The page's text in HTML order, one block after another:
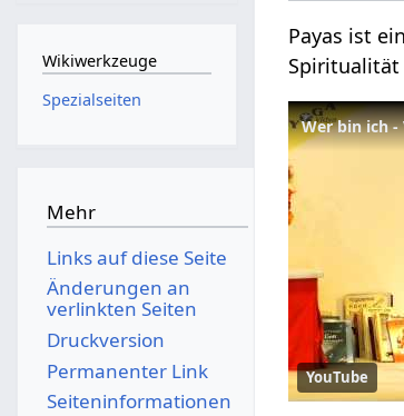
Payas ist
Spiritualität
Wer bin ich
YouTube
Wikiwerkzeuge
Spezialseiten
Mehr
Links auf diese Seite
Änderungen an
verlinkten Seiten
Druckversion
Permanenter Link
Seiten­­informationen